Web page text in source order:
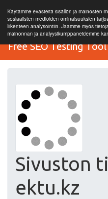
Käytämme evästeitä sisällön ja mainosten
sosiaalisten medioiden ominaisuuksien
liikenteen analysointiin. Jaamme myös
mainonnan ja analyysikumppaneidemme
Free SEO Testing Tool
Sivuston
ektu.kz